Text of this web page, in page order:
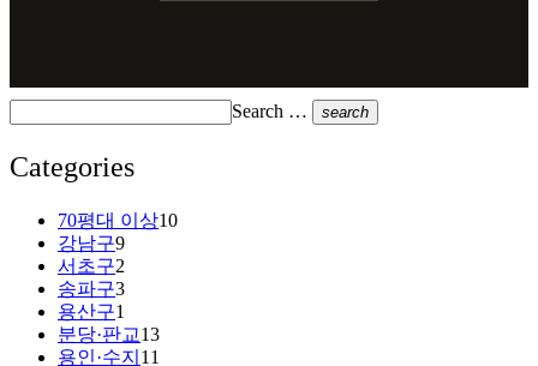
Search … search
Categories
70평대 이상10
강남구9
서초구2
송파구3
용산구1
분당·판교13
용인·수지 11